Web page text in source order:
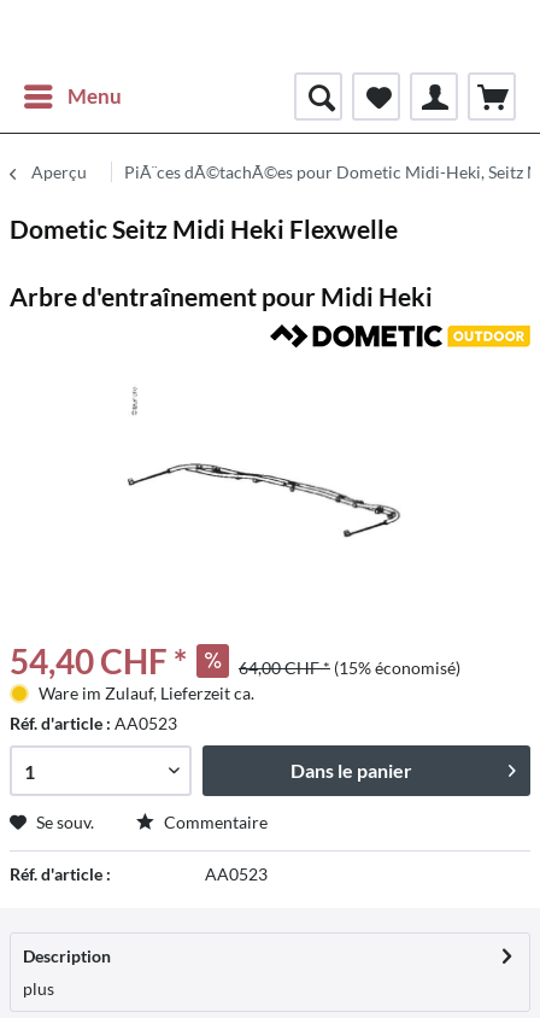
Menu
Aperçu PiÃ¨ces dÃ©tachÃ©es pour Dometic Midi-Heki, Seitz
Dometic Seitz Midi Heki Flexwelle
Arbre d'entraînement pour Midi Heki
54,40 CHF * 64,00 CHF * (15% économisé)
Ware im Zulauf, Lieferzeit ca.
Réf. d'article : AA0523
Dans le panier
Se souv. Commentaire
Réf. d'article : AA0523
Description
plus